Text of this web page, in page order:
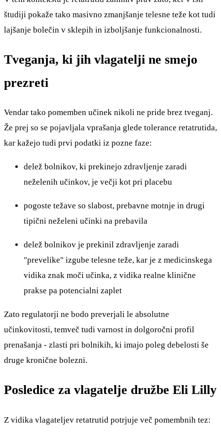
študiji pokaže tako masivno zmanjšanje telesne teže kot tudi
lajšanje bolečin v sklepih in izboljšanje funkcionalnosti.
Tveganja, ki jih vlagatelji ne smejo
prezreti
Vendar tako pomemben učinek nikoli ne pride brez tveganj.
Že prej so se pojavljala vprašanja glede tolerance retatrutida,
kar kažejo tudi prvi podatki iz pozne faze:
delež bolnikov, ki prekinejo zdravljenje zaradi
neželenih učinkov, je večji kot pri placebu
pogoste težave so slabost, prebavne motnje in drugi
tipični neželeni učinki na prebavila
delež bolnikov je prekinil zdravljenje zaradi
"prevelike" izgube telesne teže, kar je z medicinskega
vidika znak moči učinka, z vidika realne klinične
prakse pa potencialni zaplet
Zato regulatorji ne bodo preverjali le absolutne
učinkovitosti, temveč tudi varnost in dolgoročni profil
prenašanja - zlasti pri bolnikih, ki imajo poleg debelosti še
druge kronične bolezni.
Posledice za vlagatelje družbe Eli Lilly
Z vidika vlagateljev retatrutid potrjuje več pomembnih tez: